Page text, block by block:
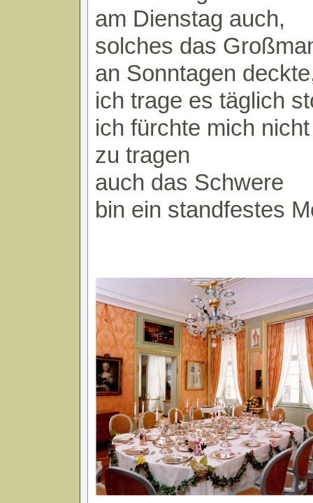
am Dienstag auch,
solches das
an Sonntagen
ich trage es täglich
ich fürchte mich nicht
zu tragen
auch das Schwere
bin ein standfestes